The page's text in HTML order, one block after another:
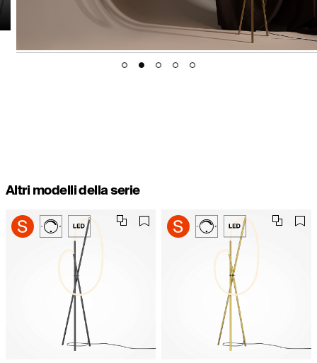
Altri modelli della serie